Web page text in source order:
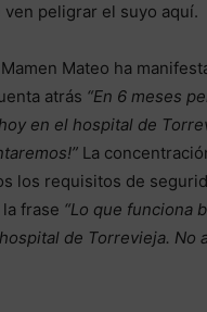
ven peligrar el suyo aquí.
Mateo ha
atrás “En 6 meses
en el hospital de
La
los requisitos de
frase “Lo que funciona
de Torrevieja. No